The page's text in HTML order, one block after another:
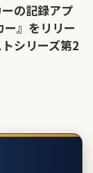
ーの記録アプ
ー』をリリー
シリーズ第2